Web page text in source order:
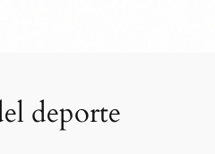
deporte